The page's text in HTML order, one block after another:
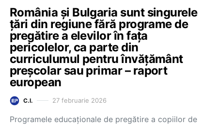
România și Bulgaria sunt singurele
țări din regiune fără programe de
pregătire a elevilor în fața
pericolelor, ca parte din
curriculumul pentru învățământ
preșcolar sau primar – raport
european
C.I. 27 februarie 2026
Programele educaționale de pregătire a copiilor de